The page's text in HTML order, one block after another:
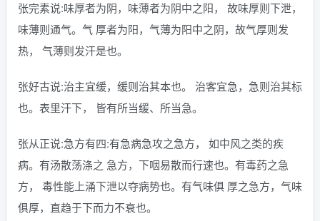
张完素说:味厚者为阴，味薄者为阴中之阳， 故味厚则下泄，
味薄则通气。气 厚者为阳，气薄为阳中之阴，故气厚则发
热， 气薄则发汗是也。
张好古说:治主宜缓，缓则治其本也。 治客宜急，急则治其标
也。表里汗下， 皆有所当缓、所当急。
张从正说:急方有四:有急病急攻之急方， 如中风之类的疾
病。有汤散荡涤之 急方，下咽易散而行速也。有毒药之急
方， 毒性能上涌下泄以夺病势也。有气味俱 厚之急方，气味
俱厚，直趋于下而力不衰也。